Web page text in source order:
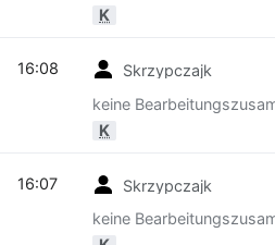
K
Skrzypczajk
keine
K
16:08
Skrzypczajk
keine
16:07